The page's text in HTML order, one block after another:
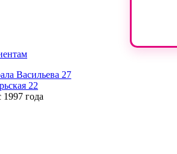
Васильева 27
22
года